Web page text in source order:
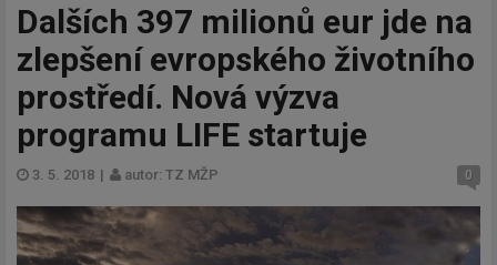
Dalších 397 milionů eur jde na
zlepšení evropského životního
prostředí. Nová výzva
programu LIFE startuje
3. 5. 2018 | autor: TZ MŽP 0